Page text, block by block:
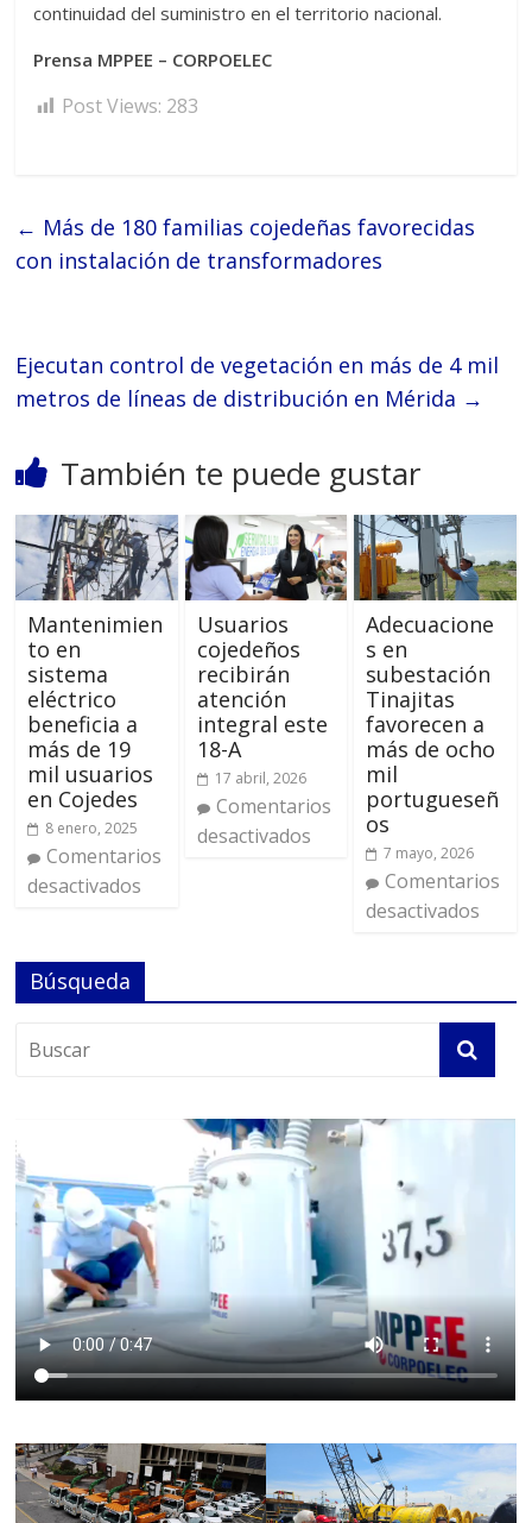
continuidad del suministro en el territorio nacional.
Prensa MPPEE – CORPOELEC
Post Views: 283
← Más de 180 familias cojedeñas favorecidas
con instalación de transformadores
Ejecutan control de vegetación en más de 4 mil
metros de líneas de distribución en Mérida →
También te puede gustar
Mantenimien
to en
sistema
eléctrico
beneficia a
más de 19
mil usuarios
en Cojedes
8 enero, 2025
Comentarios
desactivados
Usuarios
cojedeños
recibirán
atención
integral este
18-A
17 abril, 2026
Comentarios
desactivados
Adecuacione
s en
subestación
Tinajitas
favorecen a
más de ocho
mil
portugueseñ
os
7 mayo, 2026
Comentarios
desactivados
Búsqueda